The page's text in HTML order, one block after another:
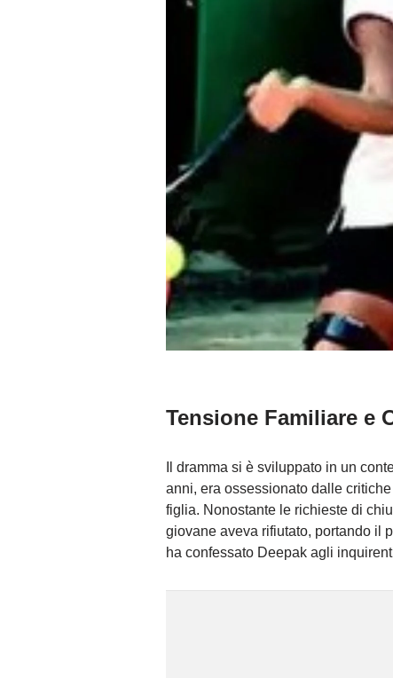
Tensione Familiare e
Il dramma si è sviluppato in un
anni, era ossessionato dalle
figlia. Nonostante le richieste di
giovane aveva rifiutato, portando il
ha confessato Deepak agli